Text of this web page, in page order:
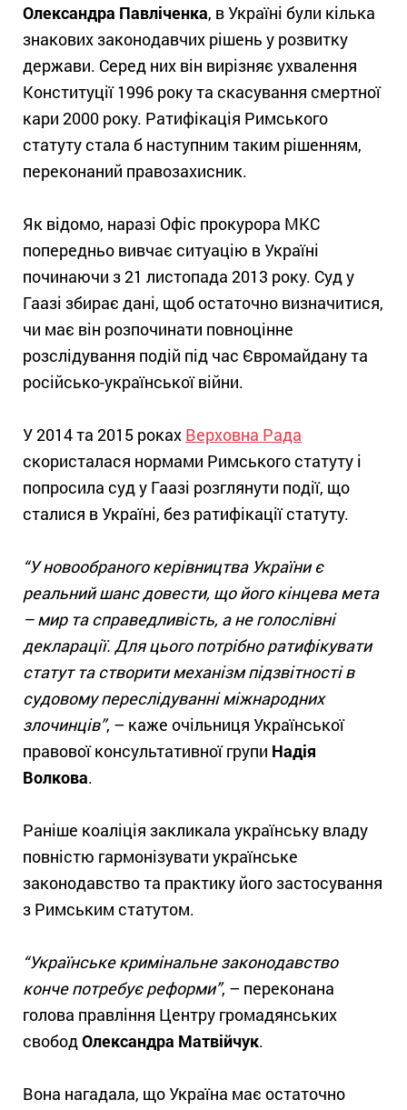
Олександра Павліченка, в Україні були кілька
знакових законодавчих рішень у розвитку
держави. Серед них він вирізняє ухвалення
Конституції 1996 року та скасування смертної
кари 2000 року. Ратифікація Римського
статуту стала б наступним таким рішенням,
переконаний правозахисник.
Як відомо, наразі Офіс прокурора МКС
попередньо вивчає ситуацію в Україні
починаючи з 21 листопада 2013 року. Суд у
Гаазі збирає дані, щоб остаточно визначитися,
чи має він розпочинати повноцінне
розслідування подій під час Євромайдану та
російсько-української війни.
У 2014 та 2015 роках Верховна Рада
скористалася нормами Римського статуту і
попросила суд у Гаазі розглянути події, що
сталися в Україні, без ратифікації статуту.
“У новообраного керівництва України є
реальний шанс довести, що його кінцева мета
– мир та справедливість, а не голослівні
декларації. Для цього потрібно ратифікувати
статут та створити механізм підзвітності в
судовому переслідуванні міжнародних
злочинців”, – каже очільниця Української
правової консультативної групи Надія
Волкова.
Раніше коаліція закликала українську владу
повністю гармонізувати українське
законодавство та практику його застосування
з Римським статутом.
“Українське кримінальне законодавство
конче потребує реформи”, – переконана
голова правління Центру громадянських
свободОлександра Матвійчук.
Вона нагадала, що Україна має остаточно